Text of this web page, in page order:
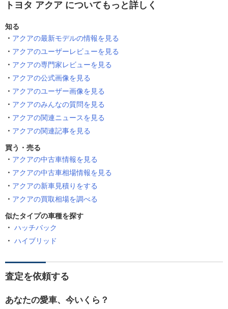
トヨタ アクア についてもっと詳しく
知る
アクアの最新モデルの情報を見る
アクアのユーザーレビューを見る
アクアの専門家レビューを見る
アクアの公式画像を見る
アクアのユーザー画像を見る
アクアのみんなの質問を見る
アクアの関連ニュースを見る
アクアの関連記事を見る
買う・売る
アクアの中古車情報を見る
アクアの中古車相場情報を見る
アクアの新車見積りをする
アクアの買取相場を調べる
似たタイプの車種を探す
ハッチバック
ハイブリッド
査定を依頼する
あなたの愛車、今いくら？